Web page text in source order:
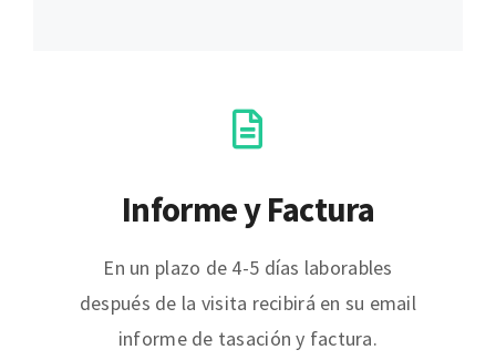
Informe y Factura
En un plazo de 4-5 días laborables
después de la visita recibirá en su email
informe de tasación y factura.